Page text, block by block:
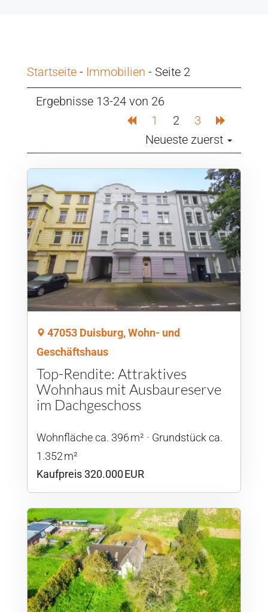
Startseite- Immobilien - Seite 2
Ergebnisse 13-24 von 26
1
2
3
Neueste zuerst
47053 Duisburg, Wohn- und
Geschäftshaus
Top-Rendite: Attraktives
Wohnhaus mit Ausbaureserve
im Dachgeschoss
Wohnfläche ca. 396 m²
Grund­stück ca.
1.352 m²
Kaufpreis 320.000 EUR